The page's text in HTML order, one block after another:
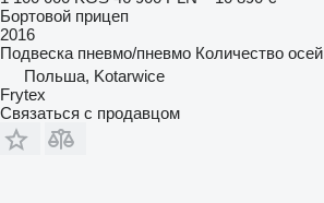
Бортовой прицеп
2016
Подвеска пневмо/пневмо Количество осей
Польша, Kotarwice
Frytex
Связаться с продавцом